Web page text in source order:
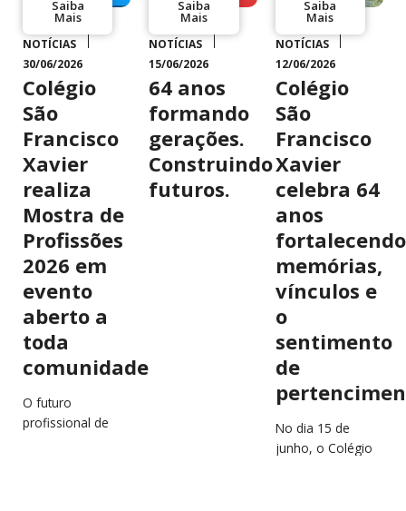
Saiba
Mais
NOTÍCIAS
30/06/2026
Colégio
São
Francisco
Xavier
realiza
Mostra de
Profissões
2026 em
evento
aberto a
toda
comunidade
O futuro
profissional de
Saiba
Mais
NOTÍCIAS
15/06/2026
64 anos
formando
gerações.
Construindo
futuros.
Saiba
Mais
NOTÍCIAS
12/06/2026
Colégio
São
Francisco
Xavier
celebra 64
anos
fortalecendo
memórias,
vínculos e
o
sentimento
de
No dia 15 de
junho, o Colégio